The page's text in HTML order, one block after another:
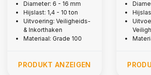
Verkürzungs-Haak,
Grade 100
Diameter: 6 - 16 mm
Hijslast: 1,4 - 10 ton
Uitvoering: Veiligheids-
& Inkorthaken
Materiaal: Grade 100
PRODUKT ANZEIGEN
Grade